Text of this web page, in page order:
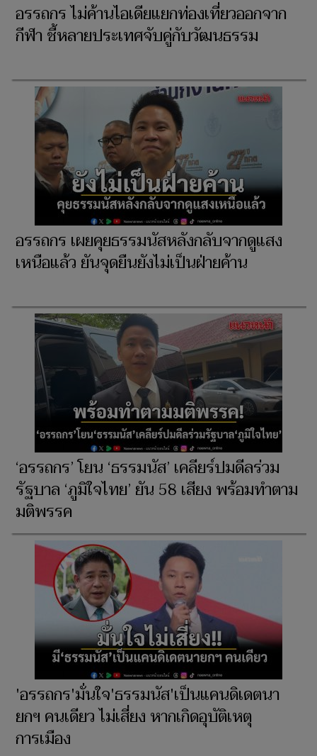
อรรถกร ไม่ค้านไอเดียแยกท่องเที่ยวออกจาก
กีฬา ชี้หลายประเทศจับคู่กับวัฒนธรรม
อรรถกร เผยคุยธรรมนัสหลังกลับจากดูแสง
เหนือแล้ว ยันจุดยืนยังไม่เป็นฝ่ายค้าน
‘อรรถกร’ โยน ‘ธรรมนัส’ เคลียร์ปมดีลร่วม
รัฐบาล ‘ภูมิใจไทย’ ยัน 58 เสียง พร้อมทำตาม
มติพรรค
'อรรถกร'มั่นใจ'ธรรมนัส'เป็นแคนดิเดตนา
ยกฯ คนเดียว ไม่เสี่ยง หากเกิดอุบัติเหตุ
การเมือง